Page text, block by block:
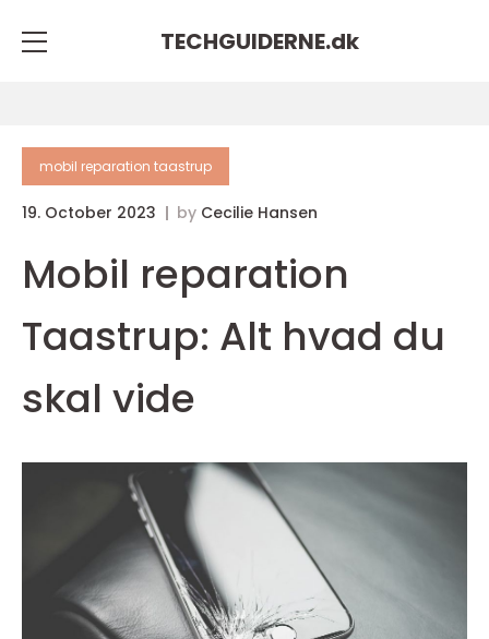
TECHGUIDERNE.dk
mobil reparation taastrup
19. October 2023 by Cecilie Hansen
Mobil reparation
Taastrup: Alt hvad du
skal vide